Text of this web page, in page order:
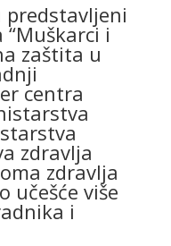
predstavljeni
i
zaštita u
centra
zdravlja
zdravlja
učešće više
i